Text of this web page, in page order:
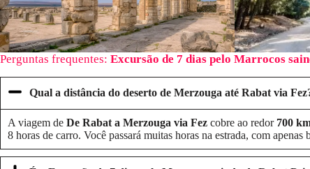
Perguntas frequentes: Excursão de 7 dias pelo Marrocos
Qual a distância do deserto de Merzouga até Rabat via
A viagem de De Rabat a Merzouga via Fez cobre ao redor 700
8 horas de carro. Você passará muitas horas na estrada, com apenas